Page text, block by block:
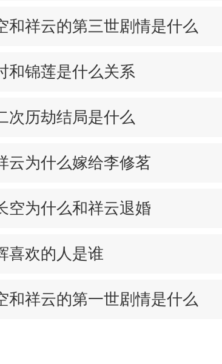
和祥云的第三世剧情是什么
和锦莲是什么关系
次历劫结局是什么
云为什么嫁给李修茗
空为什么和祥云退婚
喜欢的人是谁
和祥云的第一世剧情是什么